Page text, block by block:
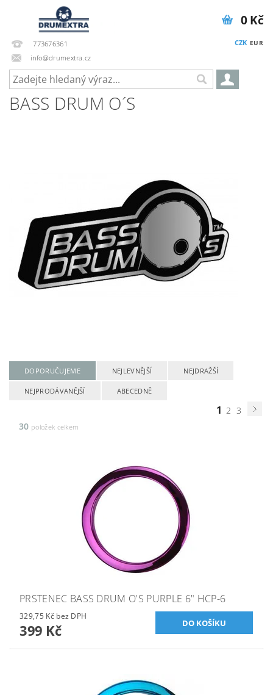
773676361
info@drumextra.cz
CZK EUR
0 Kč
BASS DRUM O´S
DOPORUČUJEME NEJLEVNĚJŠÍ NEJDRAŽŠÍ
NEJPRODÁVANĚJŠÍ ABECEDNĚ
1 2 3
30 položek celkem
PRSTENEC BASS DRUM O'S PURPLE 6" HCP-6
329,75 Kč bez DPH
399 Kč